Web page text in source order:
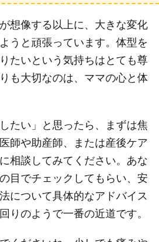
想像する以上に、大きな変化
うと頑張っています。体型を
たいという気持ちはとても尊
も大切なのは、ママの心と体
たい」と思ったら、まずは焦
師や助産師、または産後ケア
相談してみてください。あな
目でチェックしてもらい、安
について具体的なアドバイス
りのようで一番の近道です。